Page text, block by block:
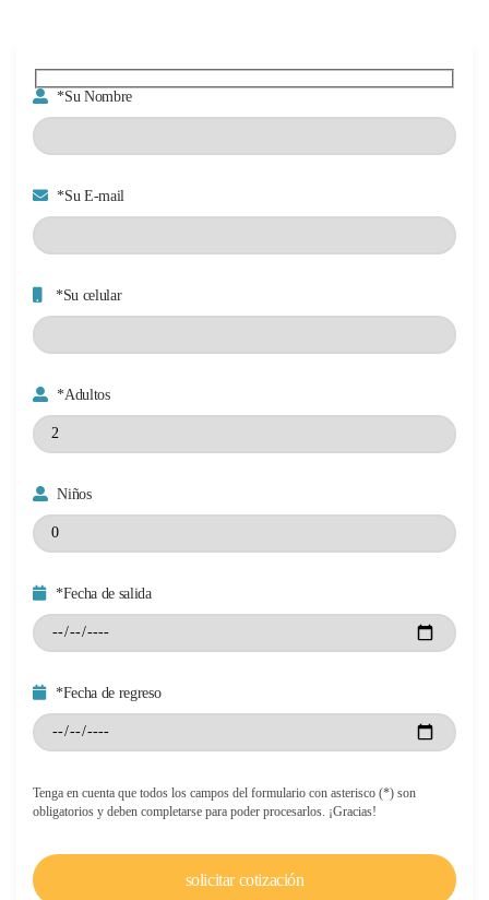
*Su Nombre
*Su E-mail
*Su celular
*Adultos
Niños
*Fecha de salida
*Fecha de regreso
Tenga en cuenta que todos los campos del formulario con asterisco (*) son
obligatorios y deben completarse para poder procesarlos. ¡Gracias!